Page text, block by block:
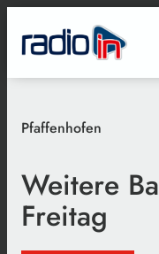
Pfaffenhofen
Weitere
Freitag